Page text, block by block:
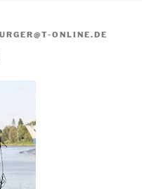
ONLINE.DE